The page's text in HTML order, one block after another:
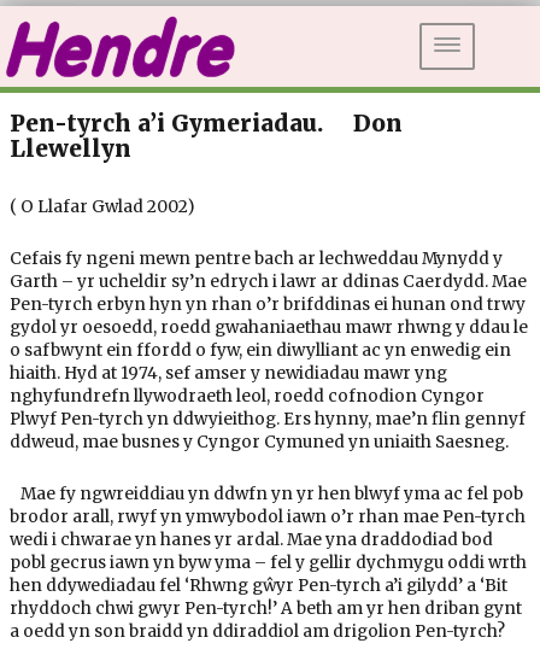
Pen-tyrch a’i Gymeriadau. Don
Llewellyn
( O Llafar Gwlad 2002)
Cefais fy ngeni mewn pentre bach ar lechweddau Mynydd y
Garth – yr ucheldir sy’n edrych i lawr ar ddinas Caerdydd. Mae
Pen-tyrch erbyn hyn yn rhan o’r brifddinas ei hunan ond trwy
gydol yr oesoedd, roedd gwahaniaethau mawr rhwng y ddau le
o safbwynt ein ffordd o fyw, ein diwylliant ac yn enwedig ein
hiaith. Hyd at 1974, sef amser y newidiadau mawr yng
nghyfundrefn llywodraeth leol, roedd cofnodion Cyngor
Plwyf Pen-tyrch yn ddwyieithog. Ers hynny, mae’n flin gennyf
ddweud, mae busnes y Cyngor Cymuned yn uniaith Saesneg.
Mae fy ngwreiddiau yn ddwfn yn yr hen blwyf yma ac fel pob
brodor arall, rwyf yn ymwybodol iawn o’r rhan mae Pen-tyrch
wedi i chwarae yn hanes yr ardal. Mae yna draddodiad bod
pobl gecrus iawn yn byw yma – fel y gellir dychmygu oddi wrth
hen ddywediadau fel ‘Rhwng gŵyr Pen-tyrch a’i gilydd’ a ‘Bit
rhyddoch chwi gwyr Pen-tyrch!’ A beth am yr hen driban gynt
a oedd yn son braidd yn ddiraddiol am drigolion Pen-tyrch?